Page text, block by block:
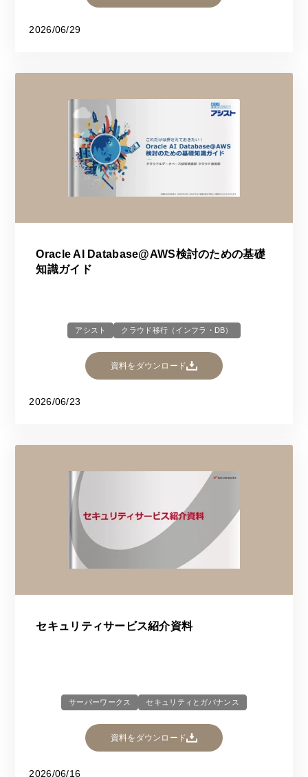
2026/06/29
Oracle AI Database@AWS検討のための基礎
知識ガイド
アシスト クラウド移行（インフラ・DB）
資料をダウンロード
2026/06/23
セキュリティサービス紹介資料
サーバーワークス セキュリティとガバナンス
資料をダウンロード
2026/06/16